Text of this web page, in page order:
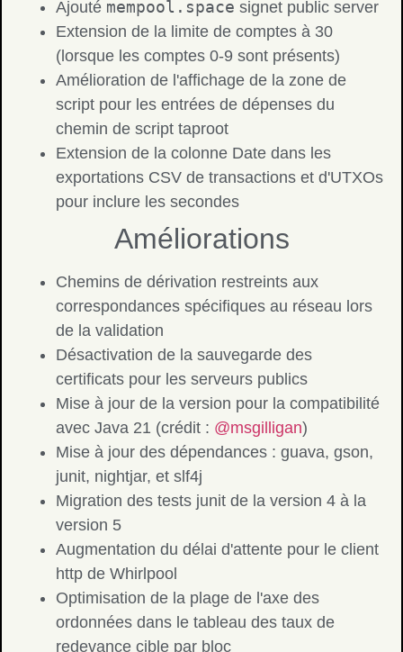
Ajouté mempool.space signet public server
Extension de la limite de comptes à 30
(lorsque les comptes 0-9 sont présents)
Amélioration de l'affichage de la zone de
script pour les entrées de dépenses du
chemin de script taproot
Extension de la colonne Date dans les
exportations CSV de transactions et d'UTXOs
pour inclure les secondes
Améliorations
Chemins de dérivation restreints aux
correspondances spécifiques au réseau lors
de la validation
Désactivation de la sauvegarde des
certificats pour les serveurs publics
Mise à jour de la version pour la compatibilité
avec Java 21 (crédit : @msgilligan)
Mise à jour des dépendances : guava, gson,
junit, nightjar, et slf4j
Migration des tests junit de la version 4 à la
version 5
Augmentation du délai d'attente pour le client
http de Whirlpool
Optimisation de la plage de l'axe des
ordonnées dans le tableau des taux de
redevance cible par bloc